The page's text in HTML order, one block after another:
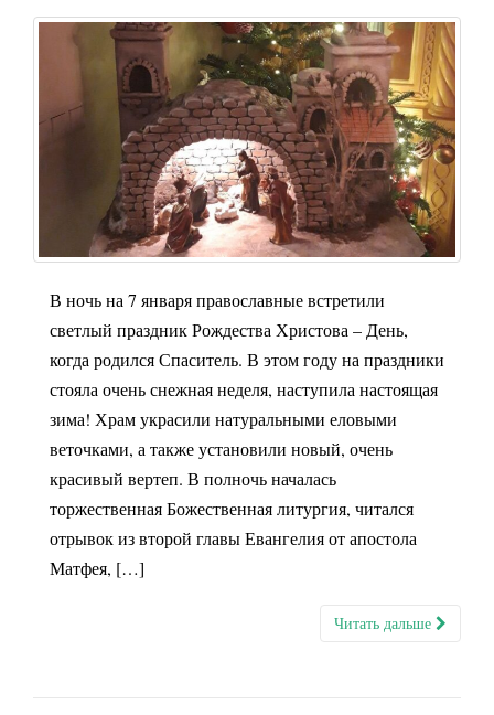
В ночь на 7 января православные встретили
светлый праздник Рождества Христова – День,
когда родился Спаситель. В этом году на праздники
стояла очень снежная неделя, наступила настоящая
зима! Храм украсили натуральными еловыми
веточками, а также установили новый, очень
красивый вертеп. В полночь началась
торжественная Божественная литургия, читался
отрывок из второй главы Евангелия от апостола
Матфея, […]
Читать дальше